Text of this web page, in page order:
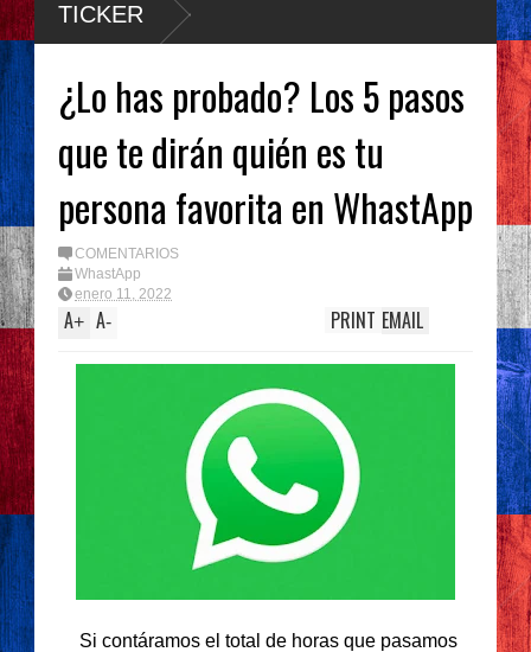
TICKER
¿Lo has probado? Los 5 pasos
que te dirán quién es tu
persona favorita en WhastApp
COMENTARIOS
WhastApp
enero 11, 2022
A+ A- EMAIL
PRINT
Si contáramos el total de horas que pasamos